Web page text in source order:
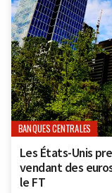
BANQUES CENTRALES
Les États-Unis
vendant des
le FT